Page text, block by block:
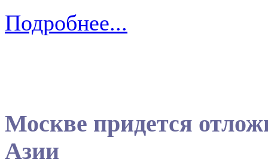
Подробнее...
Москве придется
Азии